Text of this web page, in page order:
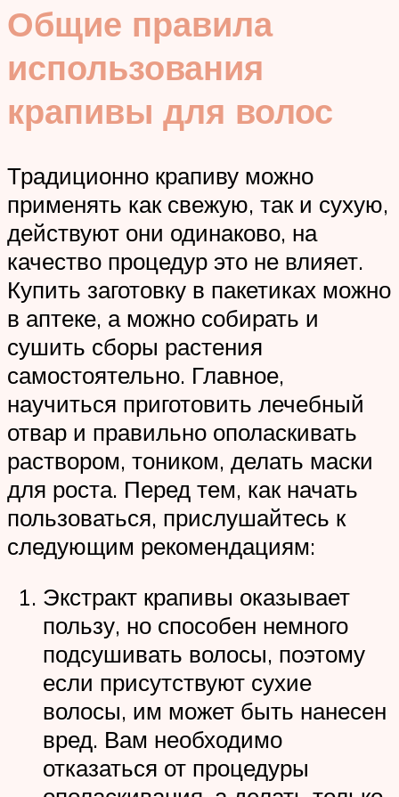
Общие правила
использования
крапивы для волос
Традиционно крапиву можно
применять как свежую, так и сухую,
действуют они одинаково, на
качество процедур это не влияет.
Купить заготовку в пакетиках можно
в аптеке, а можно собирать и
сушить сборы растения
самостоятельно. Главное,
научиться приготовить лечебный
отвар и правильно ополаскивать
раствором, тоником, делать маски
для роста. Перед тем, как начать
пользоваться, прислушайтесь к
следующим рекомендациям:
Экстракт крапивы оказывает
пользу, но способен немного
подсушивать волосы, поэтому
если присутствуют сухие
волосы, им может быть нанесен
вред. Вам необходимо
отказаться от процедуры